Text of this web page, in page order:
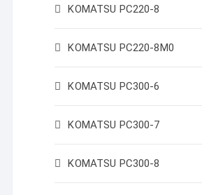
KOMATSU PC220-8
KOMATSU PC220-8M0
KOMATSU PC300-6
KOMATSU PC300-7
KOMATSU PC300-8